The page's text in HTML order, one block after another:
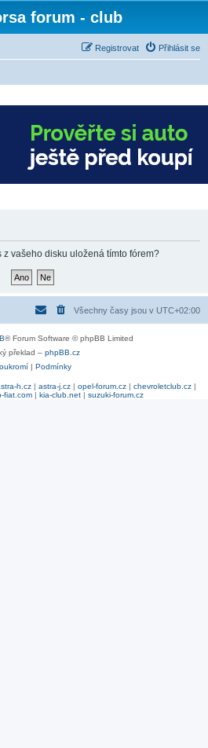
forum - club
Přihlásit se
Registrovat
vašeho disku uložená tímto fórem?
Všechny časy jsou v UTC+02:00
® Forum Software © phpBB Limited
překlad – phpBB.cz
| Podmínky
h.cz | astra-j.cz | opel-forum.cz | chevroletclub.cz |
fiat.com| kia-club.net| suzuki-forum.cz